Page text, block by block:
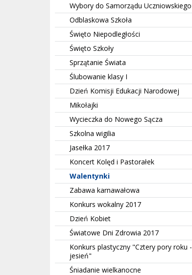
Wybory do Samorządu Uczniowskiego
Odblaskowa Szkoła
Święto Niepodległości
Święto Szkoły
Sprzątanie Świata
Ślubowanie klasy I
Dzień Komisji Edukacji Narodowej
Mikołajki
Wycieczka do Nowego Sącza
Szkolna wigilia
Jasełka 2017
Koncert Kolęd i Pastorałek
Walentynki
Zabawa karnawałowa
Konkurs wokalny 2017
Dzień Kobiet
Światowe Dni Zdrowia 2017
Konkurs plastyczny "Cztery pory roku -
jesień"
Śniadanie wielkanocne